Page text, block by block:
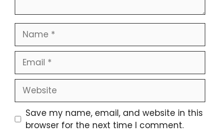
Name
Email
Website
Save my name, email, and website in this
browser for the next time I comment.